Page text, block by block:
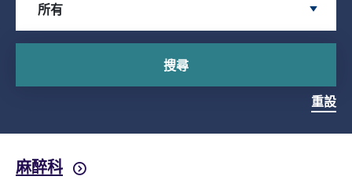
所有
搜尋
重設
麻醉科